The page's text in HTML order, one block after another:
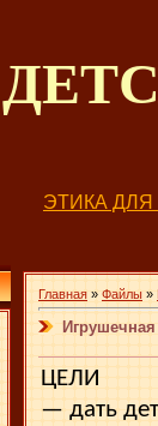
ЭТИКА
Главная » Файлы »
ЦЕЛИ
— дать